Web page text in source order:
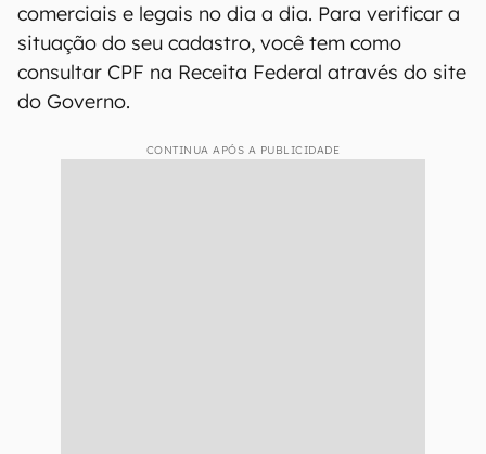
comerciais e legais no dia a dia. Para verificar a
situação do seu cadastro, você tem como
consultar CPF na Receita Federal através do site
do Governo.
CONTINUA APÓS A PUBLICIDADE